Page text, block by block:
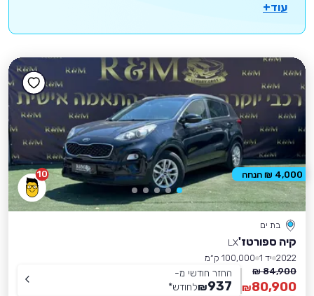
עוד+
10
בת ים
קיה ספורטז'LX
2022 יד 1
100,000 ק״מ
84,900 ₪
80,900
₪
החזר חודשי מ-
937
₪לחודש*
4,000 ₪ הנחה